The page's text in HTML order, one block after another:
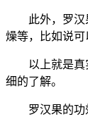
此外，罗汉果
燥等，比如说
以上就是真实
细的了解。
罗汉果的功